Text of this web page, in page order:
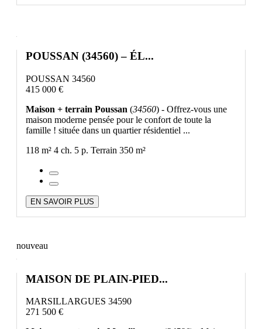
POUSSAN (34560) – ÉL...
POUSSAN 34560
415 000 €
Maison + terrain Poussan (34560) - Offrez-vous une
maison moderne pensée pour le confort de toute la
famille ! située dans un quartier résidentiel ...
118 m² 4 ch. 5 p. Terrain 350 m²
EN SAVOIR PLUS
nouveau
MAISON DE PLAIN-PIED...
MARSILLARGUES 34590
271 500 €